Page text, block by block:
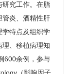
研究工作。在脂
管炎、酒精性肝
学特点及组织学
、移植病理知
600余例，参与